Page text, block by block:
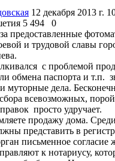
12 декабря 2013 г.
5 494 0
предоставленные
и трудовой славы
с проблемой
обмена паспорта и т.п.
муторные дела.
всевозможных, порой
просто удручает.
продажу дома.
представить в
письменное
к нотариусу,